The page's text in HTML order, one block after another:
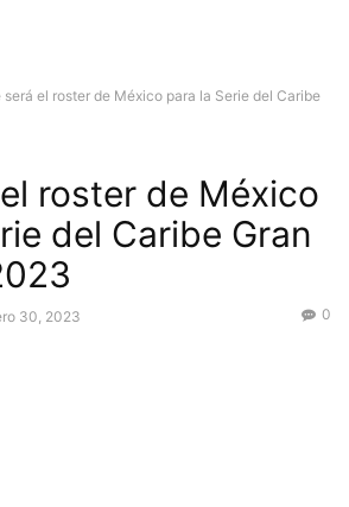
será el roster de México para la Serie del Caribe
roster de México
del Caribe Gran
30, 2023 0